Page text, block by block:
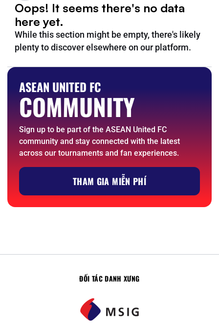
Oops! It seems there's no data
here yet.
While this section might be empty, there's likely
plenty to discover elsewhere on our platform.
ASEAN UNITED FC
COMMUNITY
Sign up to be part of the ASEAN United FC
community and stay connected with the latest
across our tournaments and fan experiences.
THAM GIA MIỄN PHÍ
ĐỐI TÁC DANH XƯNG